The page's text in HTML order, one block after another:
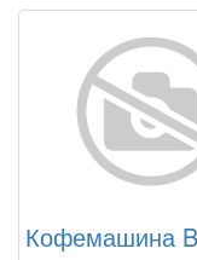
Кофемашина